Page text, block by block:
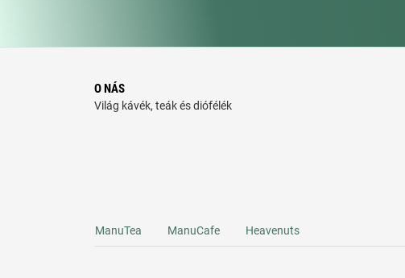
O NÁS
Világ kávék, teák és diófélék
ManuTea ManuCafe Heavenuts